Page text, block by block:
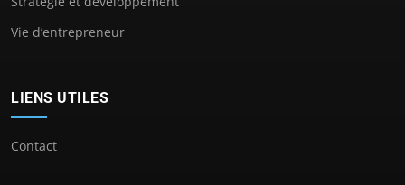
Vie d’entrepreneur
LIENS UTILES
Contact